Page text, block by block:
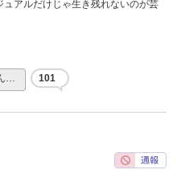
アルだけじゃ生き残れないのが芸
… 101